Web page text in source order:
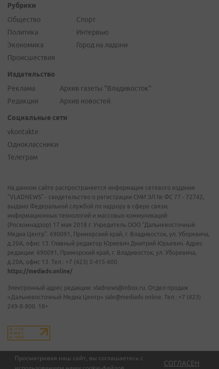
Просматривая наш сайт, вы соглашаетесь с
СОГЛАСЕН
Рубрики
Общество
Политика
Экономика
Происшествия
Спорт
Интервью
Город на ладони
Издательство
Реклама
Редакция
Архив газеты "Владивосток"
Архив новостей
Социальные сети
vkontakte
Одноклассники
Телеграм
На данном сайте распространяется информация сетевого издания
"VLADNEWS" - свидетельство о регистрации СМИ ЭЛ № ФС 77 - 72742,
выдано Федеральной службой по надзору в сфере связи,
информационных технологий и массовых коммуникаций
(Роскомнадзор) 17 мая 2018 г. Учредитель ООО "Дальневосточный
Медиа Центр". 690091, Приморский край, г. Владивосток, ул. Уборевича,
д.20А, офис 13. Главный редактор Юркевич Дмитрий Юрьевич. Адрес
редакции: 690091, Приморский край, г. Владивосток, ул. Уборевича,
д.20А, офис 13. Тел.: +7 (423) 2-415-600.
https://mediadv.online/
Электронный адрес редакции: vladnews@inbox.ru. Отдел продаж
«Дальневосточный Медиа Центр» sale@mediadv.online. Тел.: +7 (423)
249-8-800. 18+